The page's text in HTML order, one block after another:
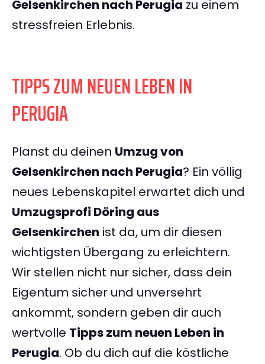
Gelsenkirchen nach Perugia zu einem
stressfreien Erlebnis.
TIPPS ZUM NEUEN LEBEN IN
PERUGIA
Planst du deinen Umzug von
Gelsenkirchen nach Perugia? Ein völlig
neues Lebenskapitel erwartet dich und
Umzugsprofi Döring aus
Gelsenkirchen ist da, um dir diesen
wichtigsten Übergang zu erleichtern.
Wir stellen nicht nur sicher, dass dein
Eigentum sicher und unversehrt
ankommt, sondern geben dir auch
wertvolle Tipps zum neuen Leben in
Perugia. Ob du dich auf die köstliche